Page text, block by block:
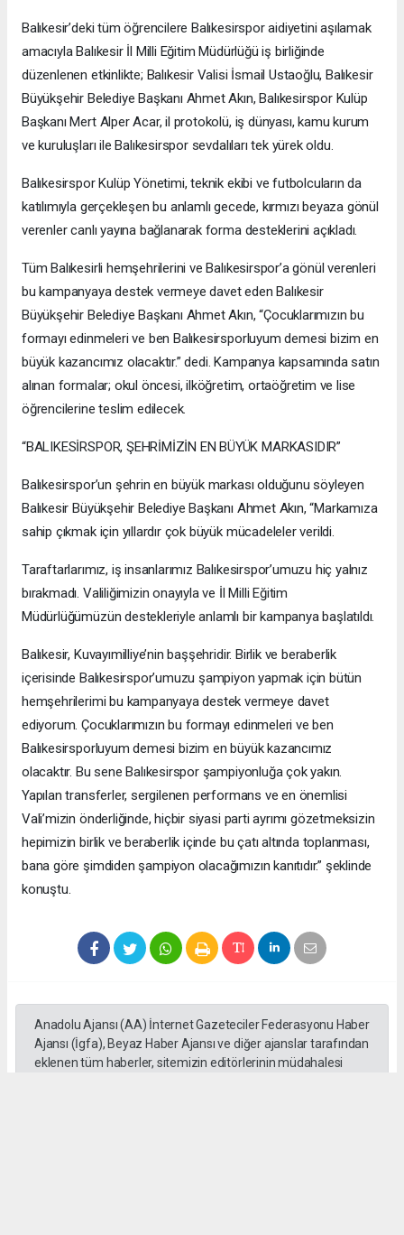
Balıkesir’deki tüm öğrencilere Balıkesirspor aidiyetini aşılamak
amacıyla Balıkesir İl Milli Eğitim Müdürlüğü iş birliğinde
düzenlenen etkinlikte; Balıkesir Valisi İsmail Ustaoğlu, Balıkesir
Büyükşehir Belediye Başkanı Ahmet Akın, Balıkesirspor Kulüp
Başkanı Mert Alper Acar, il protokolü, iş dünyası, kamu kurum
ve kuruluşları ile Balıkesirspor sevdalıları tek yürek oldu.
Balıkesirspor Kulüp Yönetimi, teknik ekibi ve futbolcuların da
katılımıyla gerçekleşen bu anlamlı gecede, kırmızı beyaza gönül
verenler canlı yayına bağlanarak forma desteklerini açıkladı.
Tüm Balıkesirli hemşehrilerini ve Balıkesirspor’a gönül verenleri
bu kampanyaya destek vermeye davet eden Balıkesir
Büyükşehir Belediye Başkanı Ahmet Akın, “Çocuklarımızın bu
formayı edinmeleri ve ben Balıkesirsporluyum demesi bizim en
büyük kazancımız olacaktır.” dedi. Kampanya kapsamında satın
alınan formalar; okul öncesi, ilköğretim, ortaöğretim ve lise
öğrencilerine teslim edilecek.
“BALIKESİRSPOR, ŞEHRİMİZİN EN BÜYÜK MARKASIDIR”
Balıkesirspor’un şehrin en büyük markası olduğunu söyleyen
Balıkesir Büyükşehir Belediye Başkanı Ahmet Akın, “Markamıza
sahip çıkmak için yıllardır çok büyük mücadeleler verildi.
Taraftarlarımız, iş insanlarımız Balıkesirspor’umuzu hiç yalnız
bırakmadı. Valiliğimizin onayıyla ve İl Milli Eğitim
Müdürlüğümüzün destekleriyle anlamlı bir kampanya başlatıldı.
Balıkesir, Kuvayımilliye’nin başşehridir. Birlik ve beraberlik
içerisinde Balıkesirspor’umuzu şampiyon yapmak için bütün
hemşehrilerimi bu kampanyaya destek vermeye davet
ediyorum. Çocuklarımızın bu formayı edinmeleri ve ben
Balıkesirsporluyum demesi bizim en büyük kazancımız
olacaktır. Bu sene Balıkesirspor şampiyonluğa çok yakın.
Yapılan transferler, sergilenen performans ve en önemlisi
Vali’mizin önderliğinde, hiçbir siyasi parti ayrımı gözetmeksizin
hepimizin birlik ve beraberlik içinde bu çatı altında toplanması,
bana göre şimdiden şampiyon olacağımızın kanıtıdır.” şeklinde
konuştu.
Anadolu Ajansı (AA) İnternet Gazeteciler Federasyonu Haber
Ajansı (İgfa), Beyaz Haber Ajansı ve diğer ajanslar tarafından
eklenen tüm haberler, sitemizin editörlerinin müdahalesi